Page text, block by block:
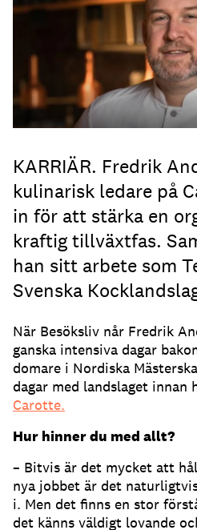
KARRIÄR. Fredrik
kulinarisk ledare på
in för att stärka en
kraftig tillväxtfas.
han sitt arbete som
Svenska
När Besöksliv når Fredrik
ganska intensiva dagar
domare i Nordiska
dagar med landslaget innan
Carotte.
Hur hinner du med allt?
– Bitvis är det mycket att
nya jobbet är det
i. Men det finns en stor
det känns väldigt lovande